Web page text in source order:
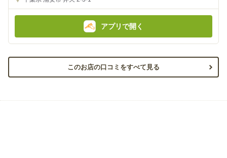
アプリで開く
このお店の口コミをすべて見る